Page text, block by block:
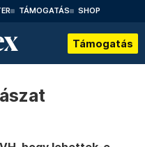
TÁMOGATÁS SHOP
Támogatás